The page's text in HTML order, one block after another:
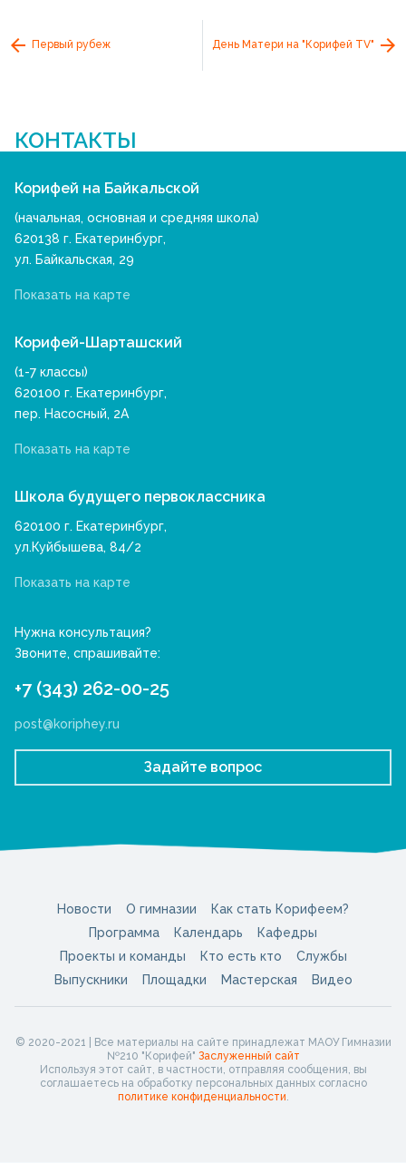
Первый рубеж День Матери на "Корифей TV"
КОНТАКТЫ
Корифей на Байкальской
(начальная, основная и средняя школа)
620138 г. Екатеринбург,
ул. Байкальская, 29
Показать на карте
Корифей-Шарташский
(1-7 классы)
620100 г. Екатеринбург,
пер. Насосный, 2А
Показать на карте
Школа будущего первоклассника
620100 г. Екатеринбург,
ул.Куйбышева, 84/2
Показать на карте
Нужна консультация?
Звоните, спрашивайте:
+7 (343) 262-00-25
post@koriphey.ru
Задайте вопрос
Новости О гимназии
Как стать Корифеем?
Программа
Календарь
Кафедры
Проекты и команды
Кто есть кто
Службы
Выпускники
Площадки Мастерская Видео
© 2020-2021 | Все материалы на сайте принадлежат МАОУ Гимназии
№210 "Корифей" Заслуженный сайт
Используя этот сайт, в частности, отправляя сообщения, вы
соглашаетесь на обработку персональных данных согласно
политике конфиденциальности.